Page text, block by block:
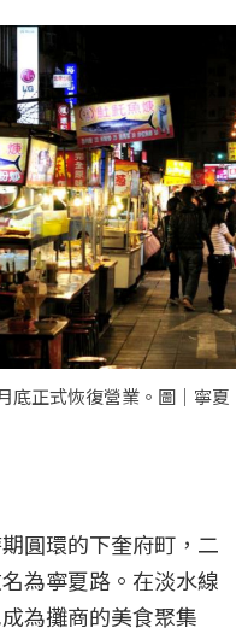
底正式恢復營業。圖｜寧夏
圓環的下奎府町，二
為寧夏路。在淡水線
為攤商的美食聚集